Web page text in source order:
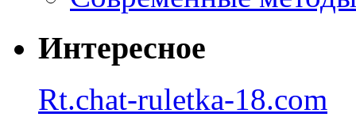
Интересное
Rt.chat-ruletka-18.com